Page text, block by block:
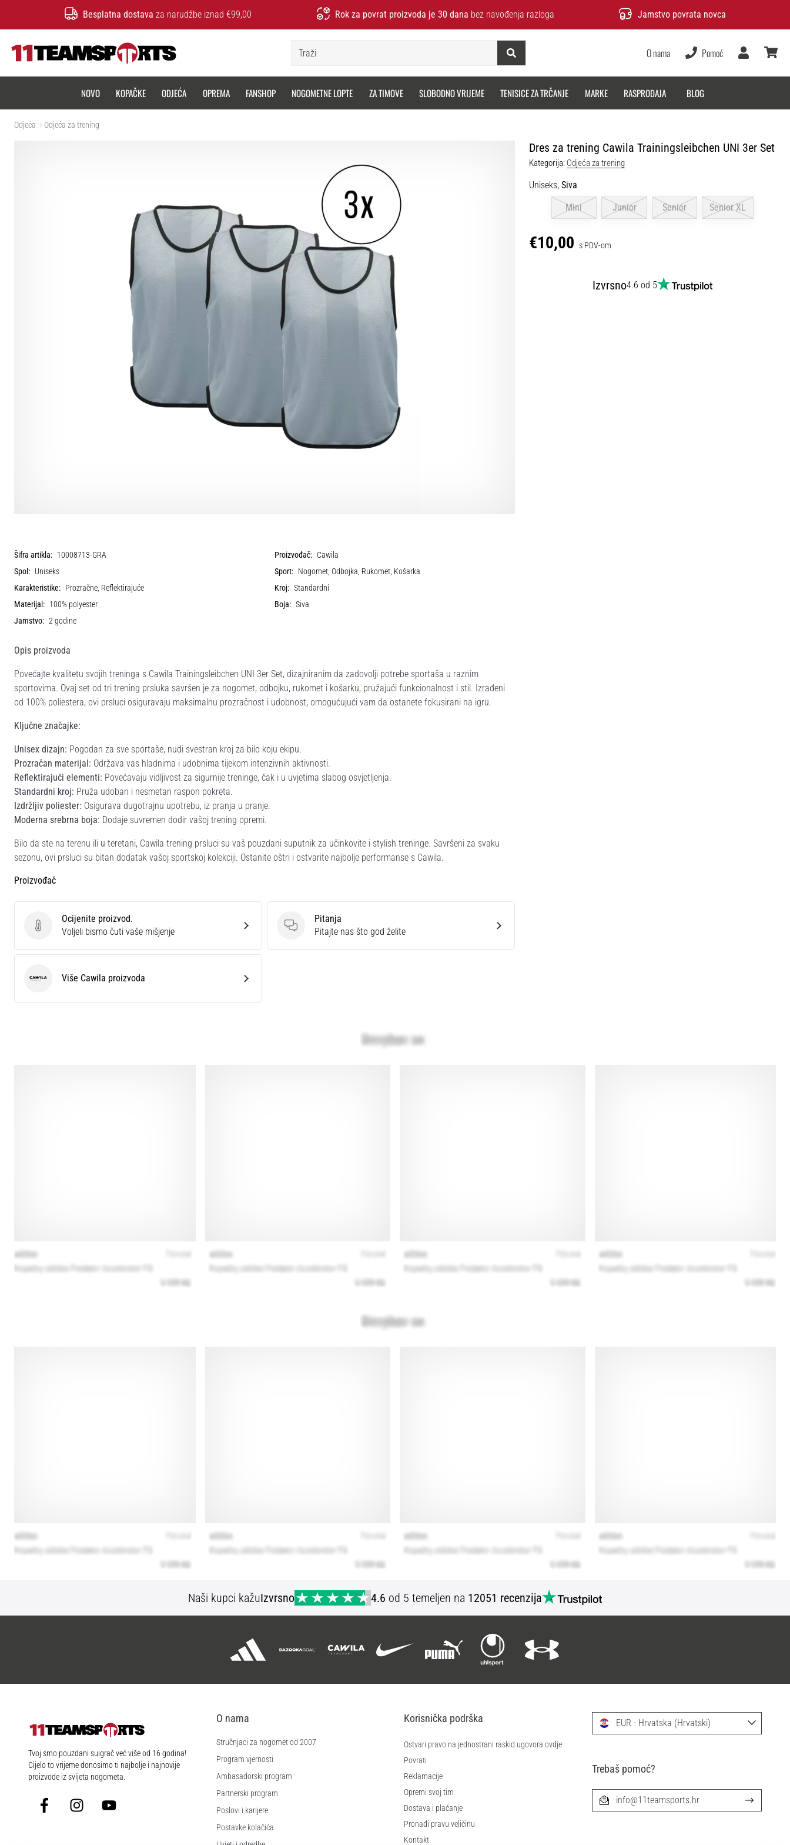
Besplatna dostava za narudžbe iznad €99,00 Rok za povrat proizvoda je 30 dana bez navođenja razloga Jamstvo povrata novca
O nama Pomoć
Korisnik
NOVO KOPAČKE ODJEĆA OPREMA FANSHOP NOGOMETNE LOPTE ZA TIMOVE SLOBODNO VRIJEME TENISICE ZA TRČANJE MARKE RASPRODAJA BLOG
Odjeća Odjeća za trening
Dres za trening Cawila Trainingsleibchen UNI 3er Set
Kategorija: Odjeća za trening
Uniseks, Siva
Mini
Junior Senior Senior XL
€10,00 s PDV-om
Izvrsno4.6 od 5
Šifra artikla: 10008713-GRA Proizvođač: Cawila
Spol: Uniseks Sport: Nogomet, Odbojka, Rukomet, Košarka
Karakteristike: Prozračne, Reflektirajuće Kroj: Standardni
Materijal: 100% polyester Boja: Siva
Jamstvo: 2 godine
Opis proizvoda
Povećajte kvalitetu svojih treninga s Cawila Trainingsleibchen UNI 3er Set, dizajniranim da zadovolji potrebe sportaša u raznim
sportovima. Ovaj set od tri trening prsluka savršen je za nogomet, odbojku, rukomet i košarku, pružajući funkcionalnost i stil. Izrađeni
od 100% poliestera, ovi prsluci osiguravaju maksimalnu prozračnost i udobnost, omogućujući vam da ostanete fokusirani na igru.
Ključne značajke:
Unisex dizajn: Pogodan za sve sportaše, nudi svestran kroj za bilo koju ekipu.
Prozračan materijal: Održava vas hladnima i udobnima tijekom intenzivnih aktivnosti.
Reflektirajući elementi: Povećavaju vidljivost za sigurnije treninge, čak i u uvjetima slabog osvjetljenja.
Standardni kroj: Pruža udoban i nesmetan raspon pokreta.
Izdržljiv poliester: Osigurava dugotrajnu upotrebu, iz pranja u pranje.
Moderna srebrna boja: Dodaje suvremen dodir vašoj trening opremi.
Bilo da ste na terenu ili u teretani, Cawila trening prsluci su vaš pouzdani suputnik za učinkovite i stylish treninge. Savršeni za svaku
sezonu, ovi prsluci su bitan dodatak vašoj sportskoj kolekciji. Ostanite oštri i ostvarite najbolje performanse s Cawila.
Proizvođač
Ocijenite proizvod.
Ocijenite proizvod.
Voljeli bismo čuti vaše mišjenje
Pitanja
Pitanja
Pitajte nas što god želite
Cawila Više Cawila proizvoda
Naši kupci kažuIzvrsno 4.6 od 5 temeljen na 12051 recenzija
11teamsports.hr
Tvoj smo pouzdani suigrač već više od 16 godina!
Cijelo to vrijeme donosimo ti najbolje i najnovije
proizvode iz svijeta nogometa.
FacebookInstagramYouTube
O nama
Stručnjaci za nogomet od 2007
Program vjernosti
Ambasadorski program
Partnerski program
Poslovi i karijere
Postavke kolačića
Korisnička podrška
Ostvari pravo na jednostrani raskid ugovora ovdje
Povrati
Reklamacije
Opremi svoj tim
Dostava i plaćanje
Pronađi pravu veličinu
Kontakt
EUR - Hrvatska (Hrvatski)
Trebaš pomoć?
info@11teamsports.hr